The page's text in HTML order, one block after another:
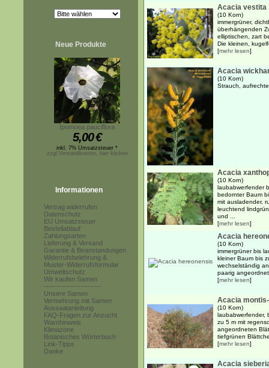
Neue Produkte
Ipomoea pauciflora
5,00€
inkl. 7% Umsatzsteuer *
zzgl.Versandkosten, hier klicken
Informationen
Vertrag widerrufen
Datenschutz
EU Umsatzsteuer
Bestellablauf
Zahlungsarten
Lieferung & Versand
Garantie & Beanstandungen
Widerrufsbelehrung &
Muster-Widerrufsformular
Umweltschutz
Wir kaufen Samen
------------------------
Unsere Samen
Vermehrung mit Samen
Aussaatanleitung
FAQ-Fragen zur Anzucht
Warnhinweis
Klimazone
Botanisches Wörterbuch
Link-Tipps
Danke
Acacia vestita
(10 Korn)
immergrüner,
überhängenden
elliptischen, zart
Die kleinen,
[mehr lesen]
Acacia
(10 Korn)
Strauch,
Acacia
(10 Korn)
laubabwerfender
bedornter Baum
mit ausladender,
leuchtend
und ...
[mehr lesen]
Acacia
(10 Korn)
immergrüner bis
kleiner Baum bis
wechselständig
paarig
[mehr lesen]
Acacia
(10 Korn)
laubabwerfender,
zu 5 m mit
angeordneten
tiefgrünen
[mehr lesen]
Acacia